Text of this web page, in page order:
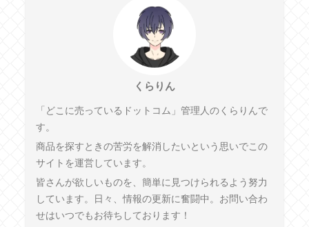
くらりん
「どこに売っているドットコム」管理人のくらりんで
す。
商品を探すときの苦労を解消したいという思いでこの
サイトを運営しています。
皆さんが欲しいものを、簡単に見つけられるよう努力
しています。日々、情報の更新に奮闘中。お問い合わ
せはいつでもお待ちしております！